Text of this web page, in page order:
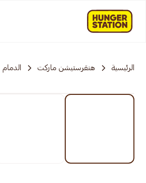
الرئيسية هنقرستيشن ماركت الدمام